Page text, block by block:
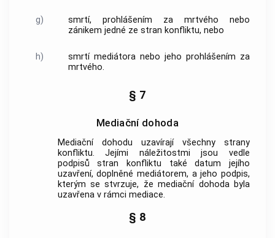
g)
smrtí, prohlášením za mrtvého nebo
zánikem jedné ze stran konfliktu, nebo
h)
smrtí mediátora nebo jeho prohlášením za
mrtvého.
§ 7
Mediační dohoda
Mediační dohodu uzavírají všechny strany
konfliktu. Jejími náležitostmi jsou vedle
podpisů stran konfliktu také datum jejího
uzavření, doplněné mediátorem, a jeho podpis,
kterým se stvrzuje, žemediační dohodabyla
uzavřena v rámci mediace.
§ 8